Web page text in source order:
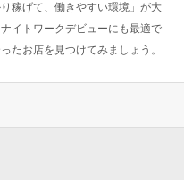
稼げて、働きやすい環境」が大
イトワークデビューにも最適で
たお店を見つけてみましょう。